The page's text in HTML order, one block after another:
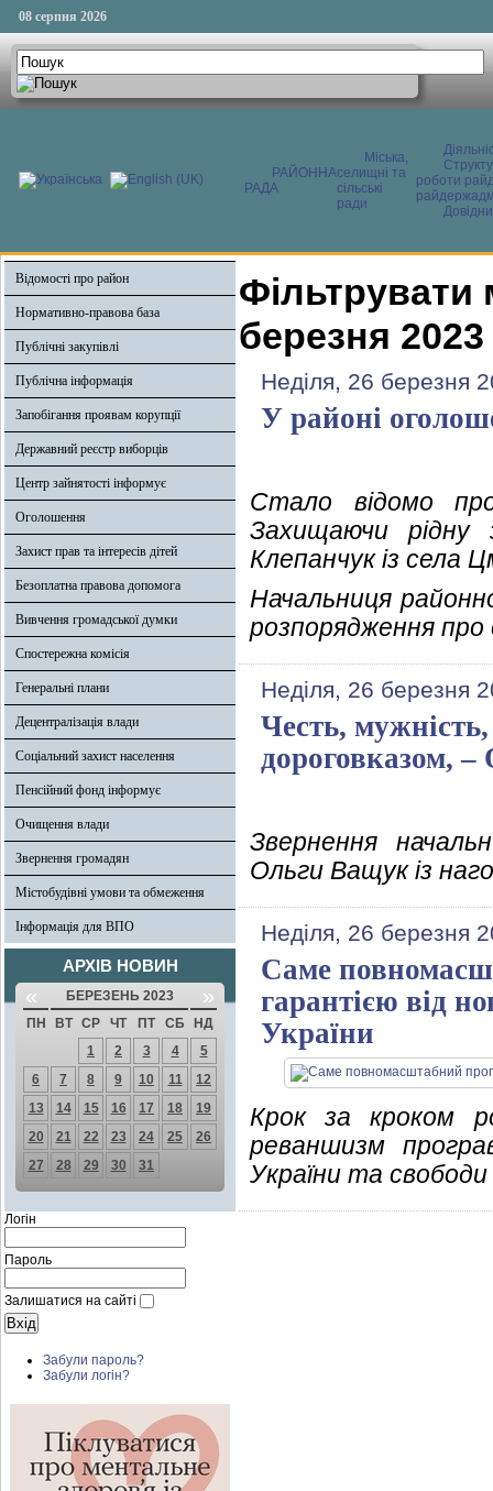
08 серпня 2026
РАЙОННА
РАДА
Міська,
селищні та
сільські
ради
роботи
Відомості про район
Нормативно-правова база
Публічні закупівлі
Публічна інформація
Запобігання проявам корупції
Державний реєстр виборців
Центр зайнятості інформує
Оголошення
Захист прав та інтересів дітей
Безоплатна правова допомога
Вивчення громадської думки
Спостережна комісія
Генеральні плани
Децентралізація влади
Соціальний захист населення
Пенсійний фонд інформує
Очищення влади
Звернення громадян
Містобудівні умови та обмеження
Інформація для ВПО
АРХІВ НОВИН
« БЕРЕЗЕНЬ 2023 »
ПН ВТ СР ЧТ ПТ СБ
НД
1
2 3 4
5
6
7 8 9 10 11
12
13
14 15 16 17 18
19
20
21 22 23 24 25
26
27
28 29 30 31
Логін
Пароль
Залишатися на сайті
Забули пароль?
Забули логін?
Фільтрувати
березня 2023
Неділя, 26 березня
У районі
Стало відомо
Захищаючи рідну
Клепанчук із села
Начальниця
розпорядження про
Неділя, 26 березня
Честь,
дороговказом,
Звернення
Ольги Ващук із
Неділя, 26 березня
Саме
гарантією від
України
Крок за кроком
реваншизм
України та